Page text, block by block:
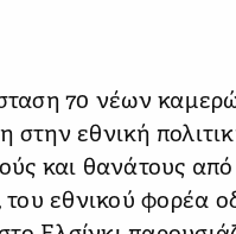
70 νέων
στην εθνική
και θανάτους
εθνικού φορέα